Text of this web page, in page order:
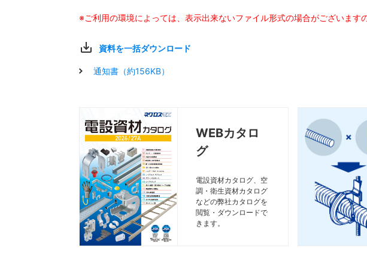
※ご利用の環境によっては、表示出来ないファイル形式の場合がございます
資料を一括ダウンロード
通知書（約156KB）
WEBカタロ
グ
電設資材カタログ、空
調・衛生資材カタログ
などの弊社カタログを
閲覧・ダウンロードで
きます。